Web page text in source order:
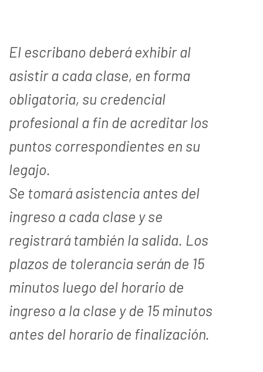
El escribano deberá exhibir al
asistir a cada clase, en forma
obligatoria, su credencial
profesional a fin de acreditar los
puntos correspondientes en su
legajo.
Se tomará asistencia antes del
ingreso a cada clase y se
registrará también la salida. Los
plazos de tolerancia serán de 15
minutos luego del horario de
ingreso a la clase y de 15 minutos
antes del horario de finalización.